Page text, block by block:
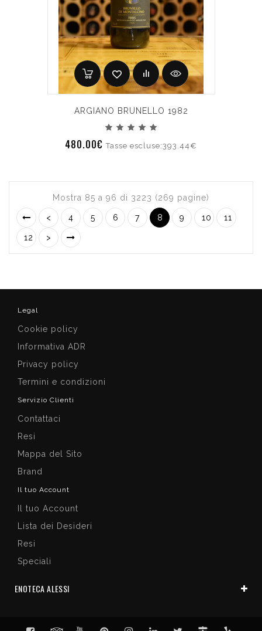
ARGIANO BRUNELLO 1982
480.00€Tasse escluse:393.44€
Mostra 85 a 96 di 3223 (269 pagine)
< 4 5 6 7 8 9 10 11
12 >
Legal
Cookie policy
Informativa ADR
Privacy policy
Termini e condizioni
Servizio Clienti
Contattaci
Resi
Mappa del Sito
Brand
Il tuo Account
Il tuo Account
Lista dei Desideri
Resi
Speciali
ENOTECA ALESSI